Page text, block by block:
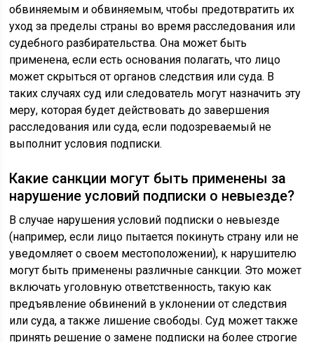
обвиняемым и обвиняемым, чтобы предотвратить их
уход за пределы страны во время расследования или
судебного разбирательства. Она может быть
применена, если есть основания полагать, что лицо
может скрыться от органов следствия или суда. В
таких случаях суд или следователь могут назначить эту
меру, которая будет действовать до завершения
расследования или суда, если подозреваемый не
выполнит условия подписки.
Какие санкции могут быть применены за
нарушение условий подписки о невыезде?
В случае нарушения условий подписки о невыезде
(например, если лицо пытается покинуть страну или не
уведомляет о своем местоположении), к нарушителю
могут быть применены различные санкции. Это может
включать уголовную ответственность, такую как
предъявление обвинений в уклонении от следствия
или суда, а также лишение свободы. Суд может также
принять решение о замене подписки на более строгие